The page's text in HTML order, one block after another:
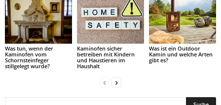
Was tun, wenn der
Kaminofen vom
Schornsteinfeger
stillgelegt wurde?
Kaminofen sicher
betreiben mit Kindern
und Haustieren im
Haushalt
Was ist ein Outdoor
Kamin und welche Arten
gibt es?